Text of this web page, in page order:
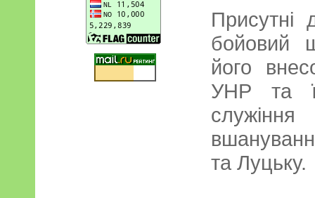
Присутні
бойовий
його
УНР та
та Луцьку.